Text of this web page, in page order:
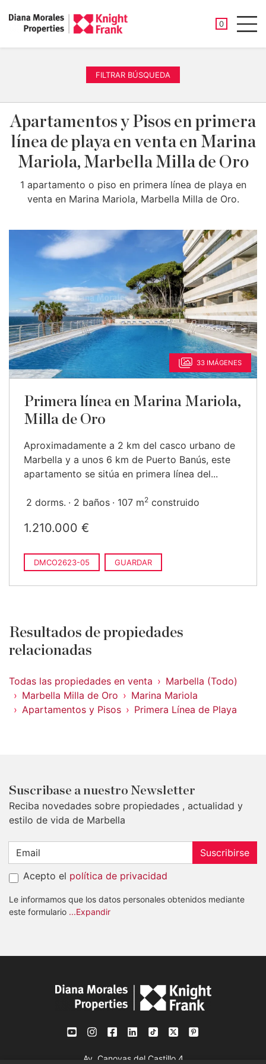
0
FILTRAR BÚSQUEDA
Apartamentos y Pisos en primera
línea de playa en venta en Marina
Mariola, Marbella Milla de Oro
1 apartamento o piso en primera línea de playa en
venta en Marina Mariola, Marbella Milla de Oro.
33 IMÁGENES
Primera línea en Marina Mariola,
Milla de Oro
Aproximadamente a 2 km del casco urbano de
Marbella y a unos 6 km de Puerto Banús, este
apartamento se sitúa en primera línea del...
2 dorms. 2 baños 107 m2 construido
1.210.000 €
DMCO2623-05 GUARDAR
Resultados de propiedades
relacionadas
Todas las propiedades en venta
Marbella (Todo)
Marbella Milla de Oro
Marina Mariola
Apartamentos y Pisos
Primera Línea de Playa
Suscribase a nuestro Newsletter
Reciba novedades sobre propiedades , actualidad y
estilo de vida de Marbella
Suscribirse
Acepto el política de privacidad
Le informamos que los datos personales obtenidos mediante
este formulario ...Expandir
Av. Canovas del Castillo 4